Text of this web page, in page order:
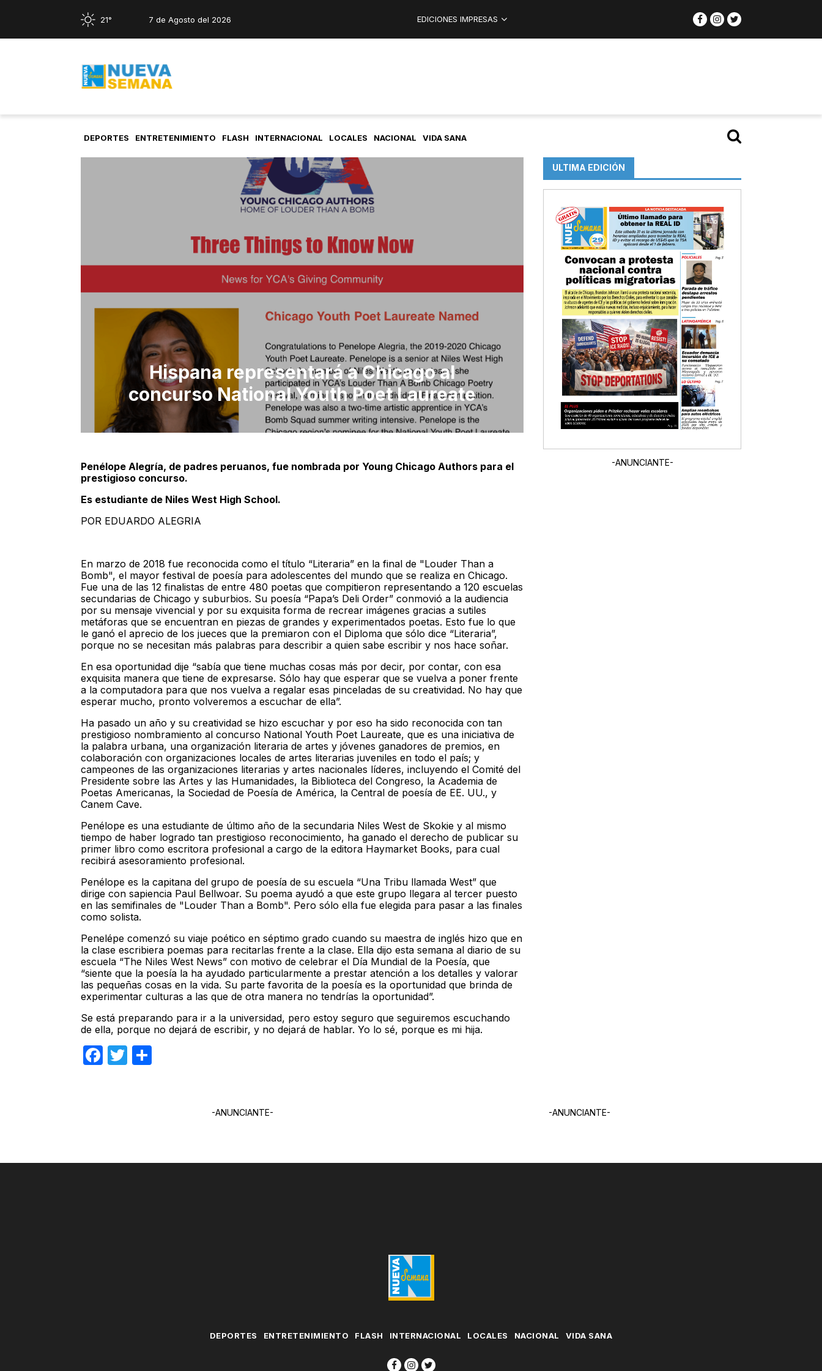
21° 7 de Agosto del 2026 EDICIONES IMPRESAS
DEPORTES ENTRETENIMIENTO FLASH INTERNACIONAL LOCALES NACIONAL VIDA SANA
Hispana representará a Chicago al
concurso National Youth Poet Laureate
Penélope Alegría, de padres peruanos, fue nombrada por Young Chicago Authors para el
prestigioso concurso.
Es estudiante de Niles West High School.
POR EDUARDO ALEGRIA
En marzo de 2018 fue reconocida como el título “Literaria” en la final de "Louder Than a
Bomb", el mayor festival de poesía para adolescentes del mundo que se realiza en Chicago.
Fue una de las 12 finalistas de entre 480 poetas que compitieron representando a 120 escuelas
secundarias de Chicago y suburbios. Su poesía “Papa’s Deli Order” conmovió a la audiencia
por su mensaje vivencial y por su exquisita forma de recrear imágenes gracias a sutiles
metáforas que se encuentran en piezas de grandes y experimentados poetas. Esto fue lo que
le ganó el aprecio de los jueces que la premiaron con el Diploma que sólo dice “Literaria”,
porque no se necesitan más palabras para describir a quien sabe escribir y nos hace soñar.
En esa oportunidad dije “sabía que tiene muchas cosas más por decir, por contar, con esa
exquisita manera que tiene de expresarse. Sólo hay que esperar que se vuelva a poner frente
a la computadora para que nos vuelva a regalar esas pinceladas de su creatividad. No hay que
esperar mucho, pronto volveremos a escuchar de ella”.
Ha pasado un año y su creatividad se hizo escuchar y por eso ha sido reconocida con tan
prestigioso nombramiento al concurso National Youth Poet Laureate, que es una iniciativa de
la palabra urbana, una organización literaria de artes y jóvenes ganadores de premios, en
colaboración con organizaciones locales de artes literarias juveniles en todo el país; y
campeones de las organizaciones literarias y artes nacionales líderes, incluyendo el Comité del
Presidente sobre las Artes y las Humanidades, la Biblioteca del Congreso, la Academia de
Poetas Americanas, la Sociedad de Poesía de América, la Central de poesía de EE. UU., y
Canem Cave.
Penélope es una estudiante de último año de la secundaria Niles West de Skokie y al mismo
tiempo de haber logrado tan prestigioso reconocimiento, ha ganado el derecho de publicar su
primer libro como escritora profesional a cargo de la editora Haymarket Books, para cual
recibirá asesoramiento profesional.
Penélope es la capitana del grupo de poesía de su escuela “Una Tribu llamada West” que
dirige con sapiencia Paul Bellwoar. Su poema ayudó a que este grupo llegara al tercer puesto
en las semifinales de "Louder Than a Bomb". Pero sólo ella fue elegida para pasar a las finales
como solista.
Penelépe comenzó su viaje poético en séptimo grado cuando su maestra de inglés hizo que en
la clase escribiera poemas para recitarlas frente a la clase. Ella dijo esta semana al diario de su
escuela “The Niles West News” con motivo de celebrar el Día Mundial de la Poesía, que
“siente que la poesía la ha ayudado particularmente a prestar atención a los detalles y valorar
las pequeñas cosas en la vida. Su parte favorita de la poesía es la oportunidad que brinda de
experimentar culturas a las que de otra manera no tendrías la oportunidad”.
Se está preparando para ir a la universidad, pero estoy seguro que seguiremos escuchando
de ella, porque no dejará de escribir, y no dejará de hablar. Yo lo sé, porque es mi hija.
Facebook
Twitter
ULTIMA EDICIÓN
-ANUNCIANTE-
-ANUNCIANTE- -ANUNCIANTE-
DEPORTES ENTRETENIMIENTO FLASH INTERNACIONAL LOCALES NACIONAL VIDA SANA